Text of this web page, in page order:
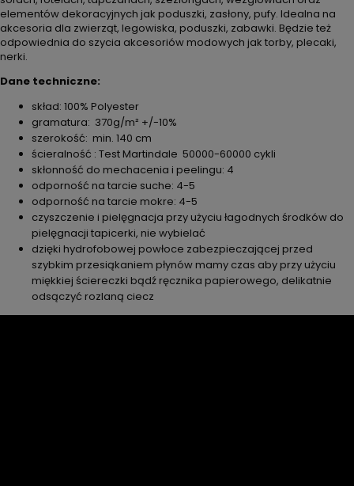
elementów dekoracyjnych jak poduszki, zasłony, pufy. Idealna na
akcesoria dla zwierząt, legowiska, poduszki, zabawki. Będzie też
odpowiednia do szycia akcesoriów modowych jak torby, plecaki,
nerki.
Dane techniczne:
skład: 100% Polyester
gramatura: 370g/m² +/-10%
szerokość: min. 140 cm
ścieralność : Test Martindale 50000-60000 cykli
skłonność do mechacenia i peelingu: 4
odporność na tarcie suche: 4-5
odporność na tarcie mokre: 4-5
czyszczenie i pielęgnacja przy użyciu łagodnych środków do
pielęgnacji tapicerki, nie wybielać
dzięki hydrofobowej powłoce zabezpieczającej przed
szybkim przesiąkaniem płynów mamy czas aby przy użyciu
miękkiej ściereczki bądź ręcznika papierowego, delikatnie
odsączyć rozlaną ciecz